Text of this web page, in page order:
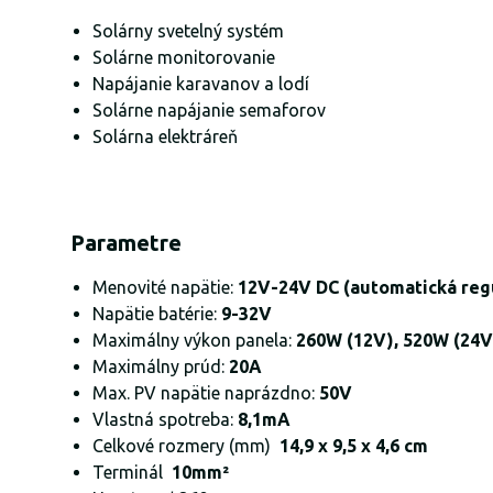
Solárny svetelný systém
Solárne monitorovanie
Napájanie karavanov a lodí
Solárne napájanie semaforov
Solárna elektráreň
Parametre
Menovité napätie: 12V-24V DC (automatická
Napätie batérie: 9-32V
Maximálny výkon panela: 260W (12V), 520W
Maximálny prúd: 20A
Max. PV napätie naprázdno: 50V
Vlastná spotreba: 8,1mA
Celkové rozmery (mm) 14,9 x 9,5 x 4,6 cm
Terminál 10mm²